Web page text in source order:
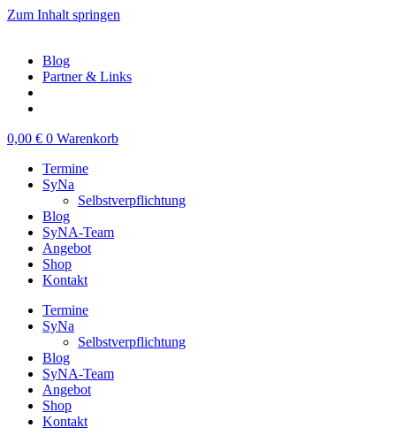
Zum Inhalt springen
Blog
Partner & Links
0,00 € 0 Warenkorb
Termine
SyNa
Selbstverpflichtung
Blog
SyNA-Team
Angebot
Shop
Kontakt
Termine
SyNa
Selbstverpflichtung
Blog
SyNA-Team
Angebot
Shop
Kontakt